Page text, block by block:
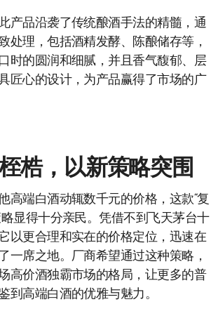
产品沿袭了传统酿酒手法的精髓，通
处理，包括酒精发酵、陈酿储存等，
时的圆润和细腻，并且香气馥郁、层
匠心的设计，为产品赢得了市场的广
梏，以新策略突围
高端白酒动辄数千元的价格，这款“复
显得十分亲民。凭借不到飞天茅台十
以更合理和实在的价格定位，迅速在
一席之地。厂商希望通过这种策略，
高价酒独霸市场的格局，让更多的普
到高端白酒的优雅与魅力。